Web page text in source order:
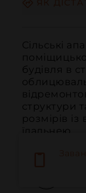
Сільські
будівля в
структури
розмірів
їдальнею.